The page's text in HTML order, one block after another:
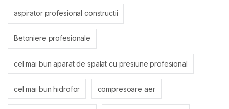
aspirator profesional constructii
Betoniere profesionale
cel mai bun aparat de spalat cu presiune profesional
cel mai bun hidrofor compresoare aer